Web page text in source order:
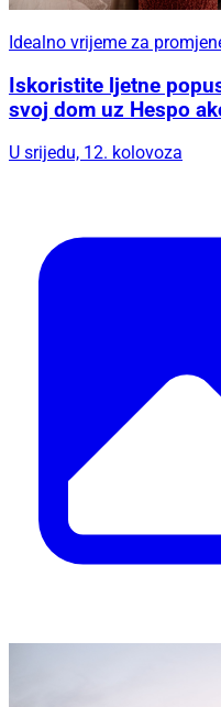
Idealno vrijeme za
Iskoristite ljetne
svoj dom uz Hespo
U srijedu, 12. kolovoza